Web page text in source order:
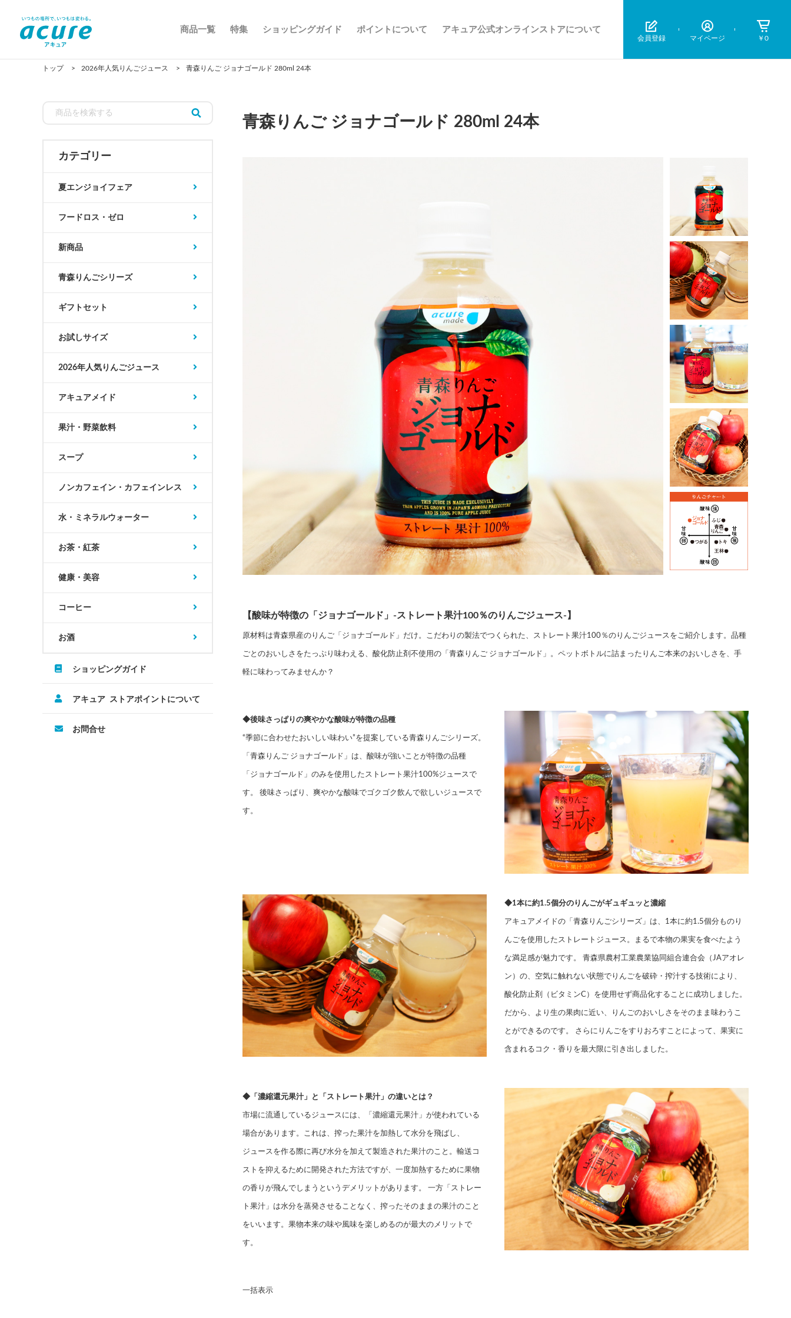
商品一覧 特集 ショッピングガイド ポイントについて アキュア公式オンラインストアについて
会員登録 マイページ ￥0
トップ 2026年人気りんごジュース 青森りんご ジョナゴールド 280ml 24本
カテゴリー
夏エンジョイフェア
フードロス・ゼロ
新商品
青森りんごシリーズ
ギフトセット
お試しサイズ
2026年人気りんごジュース
アキュアメイド
果汁・野菜飲料
スープ
ノンカフェイン・カフェインレス
水・ミネラルウォーター
お茶・紅茶
健康・美容
コーヒー
お酒
ショッピングガイド
アキュア ストアポイントについて
お問合せ
青森りんご ジョナゴールド 280ml 24本
【酸味が特徴の「ジョナゴールド」-ストレート果汁100％のりんごジュース-】
原材料は青森県産のりんご「ジョナゴールド」だけ。こだわりの製法でつくられた、ストレート果汁100％のりんごジュースをご紹介します。品種
ごとのおいしさをたっぷり味わえる、酸化防止剤不使用の「青森りんご ジョナゴールド」。ペットボトルに詰まったりんご本来のおいしさを、手
軽に味わってみませんか？
◆後味さっぱりの爽やかな酸味が特徴の品種
“季節に合わせたおいしい味わい”を提案している青森りんごシリーズ。
「青森りんご ジョナゴールド」は、酸味が強いことが特徴の品種
「ジョナゴールド」のみを使用したストレート果汁100%ジュースで
す。 後味さっぱり、爽やかな酸味でゴクゴク飲んで欲しいジュースで
す。
◆1本に約1.5個分のりんごがギュギュッと濃縮
アキュアメイドの「青森りんごシリーズ」は、1本に約1.5個分ものり
んごを使用したストレートジュース。まるで本物の果実を食べたよう
な満足感が魅力です。 青森県農村工業農業協同組合連合会（JAアオレ
ン）の、空気に触れない状態でりんごを破砕・搾汁する技術により、
酸化防止剤（ビタミンC）を使用せず商品化することに成功しました。
だから、より生の果肉に近い、りんごのおいしさをそのまま味わうこ
とができるのです。 さらにりんごをすりおろすことによって、果実に
含まれるコク・香りを最大限に引き出しました。
◆「濃縮還元果汁」と「ストレート果汁」の違いとは？
市場に流通しているジュースには、「濃縮還元果汁」が使われている
場合があります。これは、搾った果汁を加熱して水分を飛ばし、
ジュースを作る際に再び水分を加えて製造された果汁のこと。輸送コ
ストを抑えるために開発された方法ですが、一度加熱するために果物
の香りが飛んでしまうというデメリットがあります。 一方「ストレー
ト果汁」は水分を蒸発させることなく、搾ったそのままの果汁のこと
をいいます。果物本来の味や風味を楽しめるのが最大のメリットで
す。
一括表示